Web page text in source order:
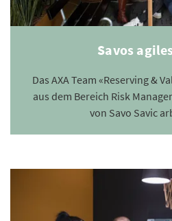
Savos
Das AXA Team «Reserving &
aus dem Bereich Risk
von Savo Savic